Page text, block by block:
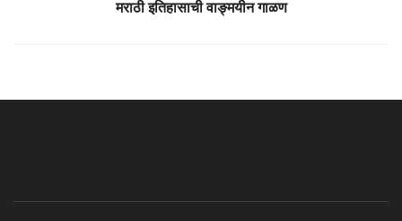
मराठी इतिहासाची वाङ्मयीन गाळण